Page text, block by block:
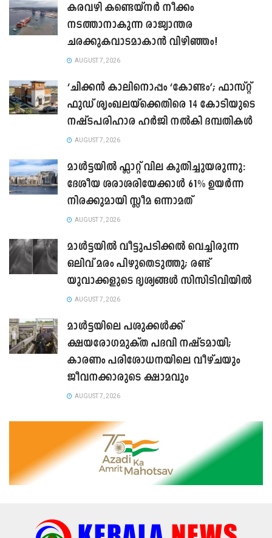
കരവഴി കണ്ടെയ്നർ നീക്കം
നടത്താനാകുന്ന രാജ്യാന്തര
ചരക്കുകവാടമാകാൻ വിഴിഞ്ഞം!
AUGUST 7, 2026
‘ചിക്കൻ കാലിനൊപ്പം ‘കോണ്ടം’; ഫാസ്റ്റ്
ഫുഡ് ശൃംഖലയ്ക്കെതിരെ 14 കോടിയുടെ
നഷ്ടപരിഹാര ഹർജി നൽകി ദമ്പതികൾ
AUGUST 7, 2026
മാൾട്ടയിൽ ഫ്ലാറ്റ് വില കുതിച്ചുയരുന്നു:
ദേശീയ ശരാശരിയേക്കാൾ 61% ഉയർന്ന
നിരക്കുമായി സ്ലീമ ഒന്നാമത്
AUGUST 7, 2026
മാൾട്ടയിൽ വീട്ടുപടിക്കൽ വെച്ചിരുന്ന
ഒലിവ് മരം പിഴുതെടുത്തു; രണ്ട്
യുവാക്കളുടെ ദൃശ്യങ്ങൾ സിസിടിവിയിൽ
AUGUST 7, 2026
മാൾട്ടയിലെ പശുക്കൾക്ക്
ക്ഷയരോഗമുക്ത പദവി നഷ്ടമായി;
കാരണം പരിശോധനയിലെ വീഴ്ചയും
ജീവനക്കാരുടെ ക്ഷാമവും
AUGUST 7, 2026